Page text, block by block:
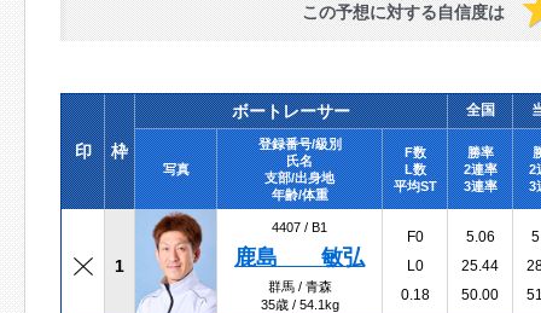
この予想に対する自信度は
印 枠
ボートレーサー 全国
写真
登録番号/級別
氏名
支部/出身地
年齢/体重
F数
L数
平均ST
勝率
2連率
3連率
2
3
1
4407 / B1
鹿島 敏弘
群馬 / 青森
35歳 / 54.1kg
F0
L0
0.18
5.06
25.44
50.00